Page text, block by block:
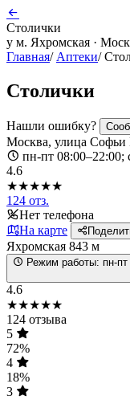
Столички
у м. Яхромская ·
Главная/ Аптеки/
Столички
Нашли ошибку?
Москва, улица Софьи
пн-пт 08:00–22:00;
4.6
★★★★★
124 отз.
Нет телефона
На карте
Яхромская 843 м
Режим работы: пн-
4.6
★★★★★
124 отзыва
5
72%
4
18%
3